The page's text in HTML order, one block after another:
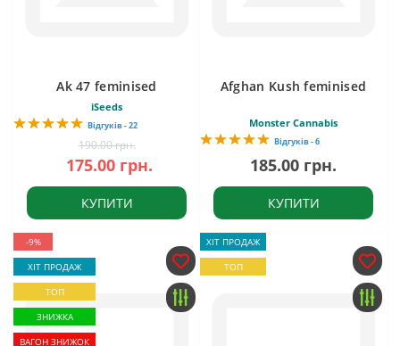
Ak 47 feminised
iSeeds
Відгуків - 22
190.00 грн.
175.00 грн.
КУПИТИ
Afghan Kush feminised
Monster Cannabis
Відгуків - 6
185.00 грн.
КУПИТИ
-9%
ХІТ ПРОДАЖ
ТОП
ЗНИЖКА
ВАГОН ЗНИЖОК
ХІТ ПРОДАЖ
ТОП